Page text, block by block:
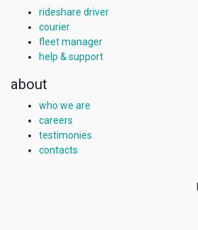
rideshare driver
courier
fleet manager
help & support
about
who we are
careers
testimonies
contacts